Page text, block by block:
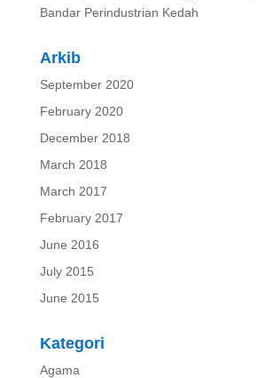
Bandar Perindustrian Kedah
Arkib
September 2020
February 2020
December 2018
March 2018
March 2017
February 2017
June 2016
July 2015
June 2015
Kategori
Agama